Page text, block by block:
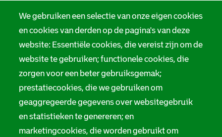
We gebruiken een selectie van onze eigen cookies
en cookies van derden op de pagina's van deze
website: Essentiële cookies, die vereist zijn om de
website te gebruiken; functionele cookies, die
zorgen voor een beter gebruiksgemak;
prestatiecookies, die we gebruiken om
geaggregeerde gegevens over websitegebruik
en statistieken te genereren; en
marketingcookies, die worden gebruikt om